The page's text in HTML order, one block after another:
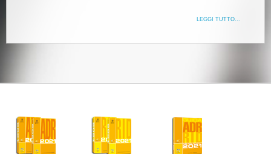
LEGGI TUTTO...